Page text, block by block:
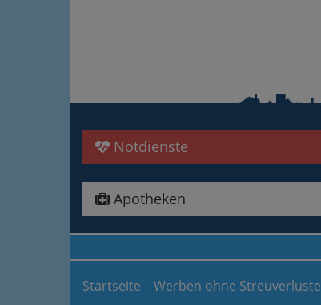
Notdienste
Apotheken
Startseite Werben ohne Streuverluste